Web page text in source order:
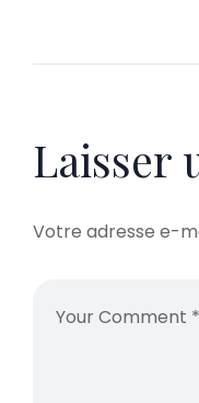
Laisser
Votre adresse e-